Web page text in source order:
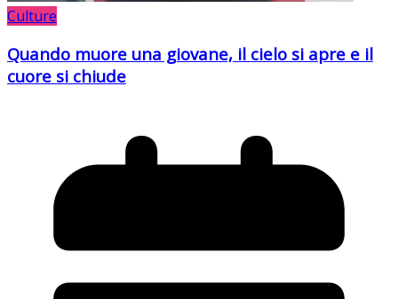
Culture
Quando muore una giovane, il cielo si apre e il
cuore si chiude